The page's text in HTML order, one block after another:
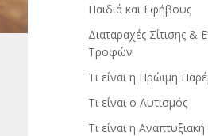
Παιδιά και Εφήβους
Διαταραχές Σίτισης &
Τροφών
Τι είναι η Πρώιμη
Τι είναι ο Αυτισμός
Τι είναι η